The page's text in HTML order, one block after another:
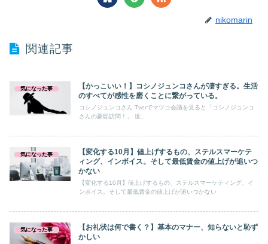
nikomarin
関連記事
気になった事
【かっこいい！】コシノジュンコさんが凄すぎる。生活
のすべてが感性を磨くことに繋がっている。
コシノジュンコさん Tverでマツコ会議を見ると「コシノジュンコ
さんの豪邸訪問！」 世...
気になった事
【変化する10月】値上げするもの、ステルスマーケテ
ィング、インボイス。そして最低賃金の値上げが追いつ
かない
【変化する10月】値上げするもの、ステルスマーケティング、イ
ンボイス。そして最低賃金の値上げが追いつかない
気になった事
【お礼状は何で書く？】基本のマナー、知らないと恥ず
かしい